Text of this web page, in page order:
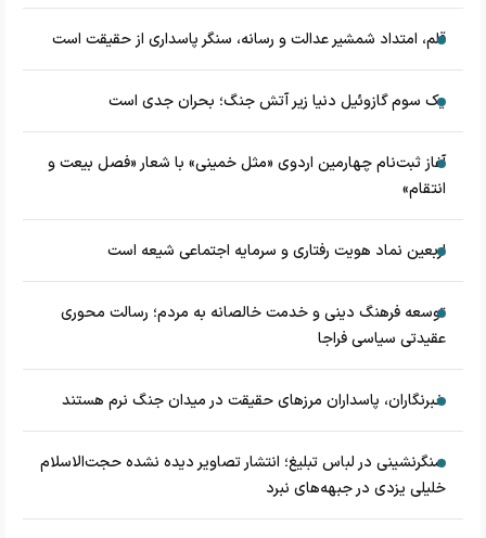
قلم، امتداد شمشیر عدالت و رسانه، سنگر پاسداری از حقیقت است
یک سوم گازوئیل دنیا زیر آتش جنگ؛ بحران جدی است
آغاز ثبت‌نام چهارمین اردوی «مثل خمینی» با شعار «فصل بیعت و
انتقام»
اربعین نماد هویت رفتاری و سرمایه اجتماعی شیعه است
توسعه فرهنگ دینی و خدمت خالصانه به مردم؛ رسالت محوری
عقیدتی سیاسی فراجا
خبرنگاران، پاسداران مرزهای حقیقت در میدان جنگ نرم هستند
سنگرنشینی در لباس تبلیغ؛ انتشار تصاویر دیده نشده حجت‌الاسلام
خلیلی یزدی در جبهه‌های نبرد